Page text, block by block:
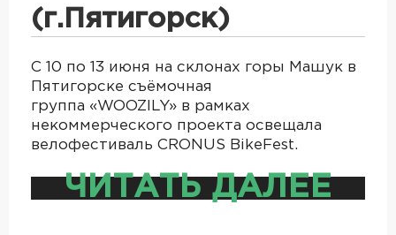
(г.Пятигорск)
С 10 по 13 июня на склонах горы Машук в
Пятигорске съёмочная
группа «WOOZILY» в рамках
некоммерческого проекта освещала
велофестиваль CRONUS BikeFest.
ЧИТАТЬ ДАЛЕЕ